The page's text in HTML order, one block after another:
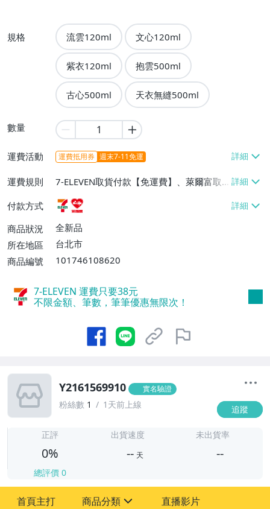
規格 流雲120ml 文心120ml
紫衣120ml 抱雲500ml
古心500ml 天衣無縫500ml
數量
運費活動 運費抵用券 週末7-11免運
運費規則
7-ELEVEN取貨付款【免運費】、萊爾富取
貨付款【免運費】
付款方式
商品狀況
全新品
所在地區
台北市
商品編號
101746108620
7-ELEVEN 運費只要38元
不限金額、筆數，筆筆優惠無限次！
Y2161569910 實名驗證
粉絲數 1 1天前上線 追蹤
正評
0%
總評價 0
出貨速度
-- 天
未出貨率
--
首頁主打 商品分類 直播影片